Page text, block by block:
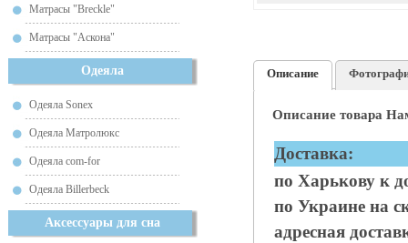
Матрасы "Breckle"
Матрасы "Аскона"
Одеяла
Одеяла Sonex
Одеяла Матролюкс
Одеяла com-for
Одеяла Billerbeck
Аксессуары для сна
Описание
Описание товара
Доставка:
по Харькову к
по Украине на
адресная